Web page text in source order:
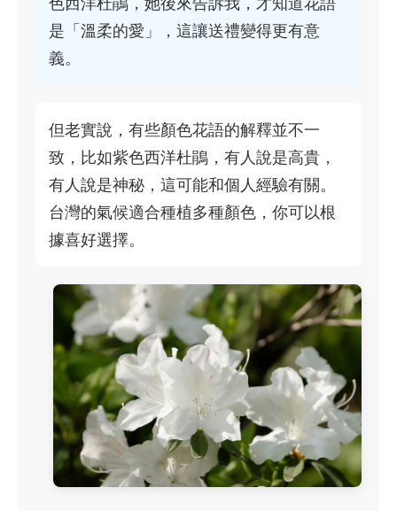
是「溫柔的愛」，這讓送禮變得更有意
義。
但老實說，有些顏色花語的解釋並不一
致，比如紫色西洋杜鵑，有人說是高貴，
有人說是神秘，這可能和個人經驗有關。
台灣的氣候適合種植多種顏色，你可以根
據喜好選擇。